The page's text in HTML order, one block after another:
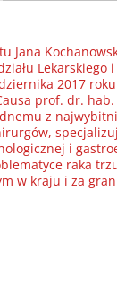
Jana
Lekarskiego
2017
prof. dr.
z
i
raka
w kraju i za